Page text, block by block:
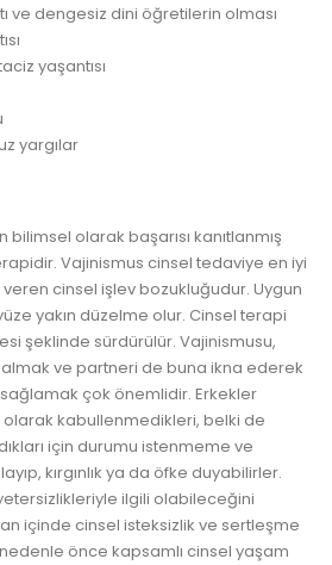
ve dengesiz dini öğretilerin olması
yaşantısı
yargılar
olarak başarısı kanıtlanmış
Vajinismus cinsel tedaviye en iyi
veren cinsel işlev bozukluğudur. Uygun
yakın düzelme olur. Cinsel terapi
şeklinde sürdürülür. Vajinismusu,
ve partneri de buna ikna ederek
sağlamak çok önemlidir. Erkekler
olarak kabullenmedikleri, belki de
için durumu istenmeme ve
kırgınlık ya da öfke duyabilirler.
ilgili olabileceğini
içinde cinsel isteksizlik ve sertleşme
önce kapsamlı cinsel yaşam